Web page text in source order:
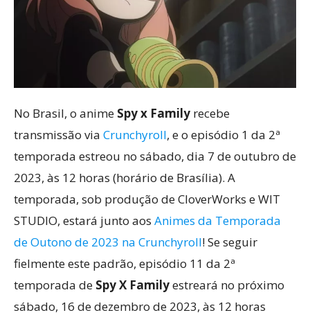
No Brasil, o anime Spy x Family recebe
transmissão via Crunchyroll, e o episódio 1 da 2ª
temporada estreou no sábado, dia 7 de outubro de
2023, às 12 horas (horário de Brasília). A
temporada, sob produção de CloverWorks e WIT
STUDIO, estará junto aos Animes da Temporada
de Outono de 2023 na Crunchyroll! Se seguir
fielmente este padrão, episódio 11 da 2ª
temporada de Spy X Familyestreará no próximo
sábado, 16 de dezembro de 2023, às 12 horas